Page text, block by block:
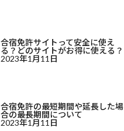
合宿免許サイトって安全に使え
る？どのサイトがお得に使える？
2023年1月11日
合宿免許の最短期間や延長した場
合の最長期間について
2023年1月11日